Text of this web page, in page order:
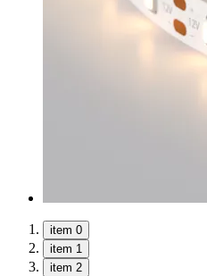
item 0
item 1
item 2